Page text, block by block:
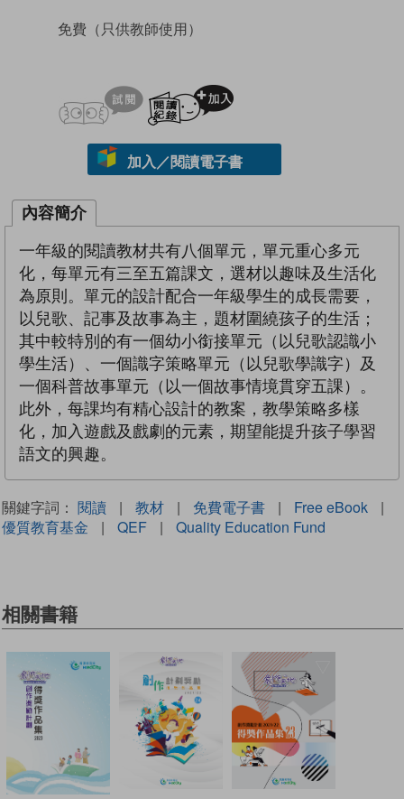
免費 （只供教師使用）
試閲
加入／閱讀電子書
內容簡介
一年級的閱讀教材共有八個單元，單元重心多元
化，每單元有三至五篇課文，選材以趣味及生活化
為原則。單元的設計配合一年級學生的成長需要，
以兒歌、記事及故事為主，題材圍繞孩子的生活；
其中較特別的有一個幼小銜接單元（以兒歌認識小
學生活）、一個識字策略單元（以兒歌學識字）及
一個科普故事單元（以一個故事情境貫穿五課）。
此外，每課均有精心設計的教案，教學策略多樣
化，加入遊戲及戲劇的元素，期望能提升孩子學習
語文的興趣。
關鍵字詞： 閱讀 | 教材 | 免費電子書 | Free eBook
|
優質教育基金
| QEF | Quality Education Fund
相關書籍